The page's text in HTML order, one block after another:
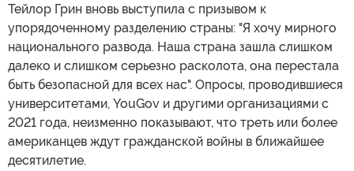
Тейлор Грин вновь выступила с призывом к
упорядоченному разделению страны: "Я хочу мирного
национального развода. Наша страна зашла слишком
далеко и слишком серьезно расколота, она перестала
быть безопасной для всех нас". Опросы, проводившиеся
университетами, YouGov и другими организациями с
2021 года, неизменно показывают, что треть или более
американцев ждут гражданской войны в ближайшее
десятилетие.